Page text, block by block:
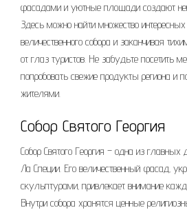
фасадами и уютные площади создают
Здесь можно найти множество интересных
величественного собора и заканчивая
от глаз туристов. Не забудьте посетить
попробовать свежие продукты региона и
жителями.
Собор Святого Георгия
Собор Святого Георгия – одна из главных
Ла Специи. Его величественный фасад‚
скульптурами‚ привлекает внимание
Внутри собора хранятся ценные